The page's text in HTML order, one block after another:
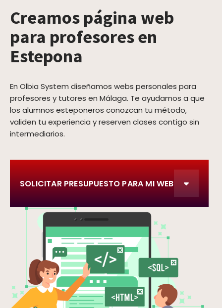
Creamos página web
para profesores en
Estepona
En Olbia System diseñamos webs personales para
profesores y tutores en Málaga. Te ayudamos a que
los alumnos esteponeros conozcan tu método,
validen tu experiencia y reserven clases contigo sin
intermediarios.
SOLICITAR PRESUPUESTO PARA MI WEB